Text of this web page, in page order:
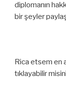
diplomanın
bir şeyler
Rica etsem en
tıklayabilir